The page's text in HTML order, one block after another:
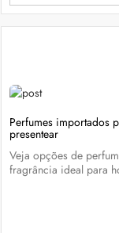
Perfumes importados
presentear
Veja opções de
fragrância ideal para